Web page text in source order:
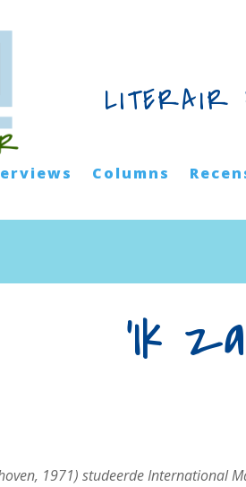
LITERAIR
Columns
‘Ik
1971) studeerde International